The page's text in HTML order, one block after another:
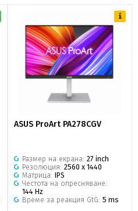
ASUS ProArt PA278CGV
Размер на екрана: 27 inch
Резолюция: 2560 x 1440
Матрица: IPS
Честота на опресняване:
144 Hz
Време за реакция GtG: 5 ms